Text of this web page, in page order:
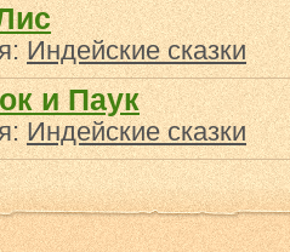
Индейские сказки
и Паук
Индейские сказки